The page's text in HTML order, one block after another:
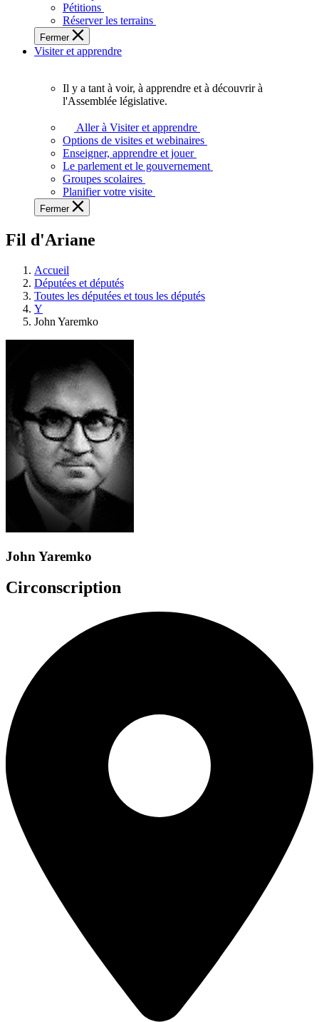
potentiel,
l'Assemblée
a
besoin
de
Pétitions
Réserver les terrains
Fermer
Visiter et apprendre
voir,
apprendre
et
à
à
législative.
Il y a tant à voir, à apprendre et à découvrir à
l'Assemblée législative.
Aller à Visiter et apprendre
Options de visites et webinaires
Enseigner, apprendre et jouer
Le parlement et le gouvernement
Groupes scolaires
Planifier votre visite
Fermer
Fil d'Ariane
Accueil
Députées et députés
Toutes les députées et tous les députés
Y
John Yaremko
John Yaremko
Circonscription